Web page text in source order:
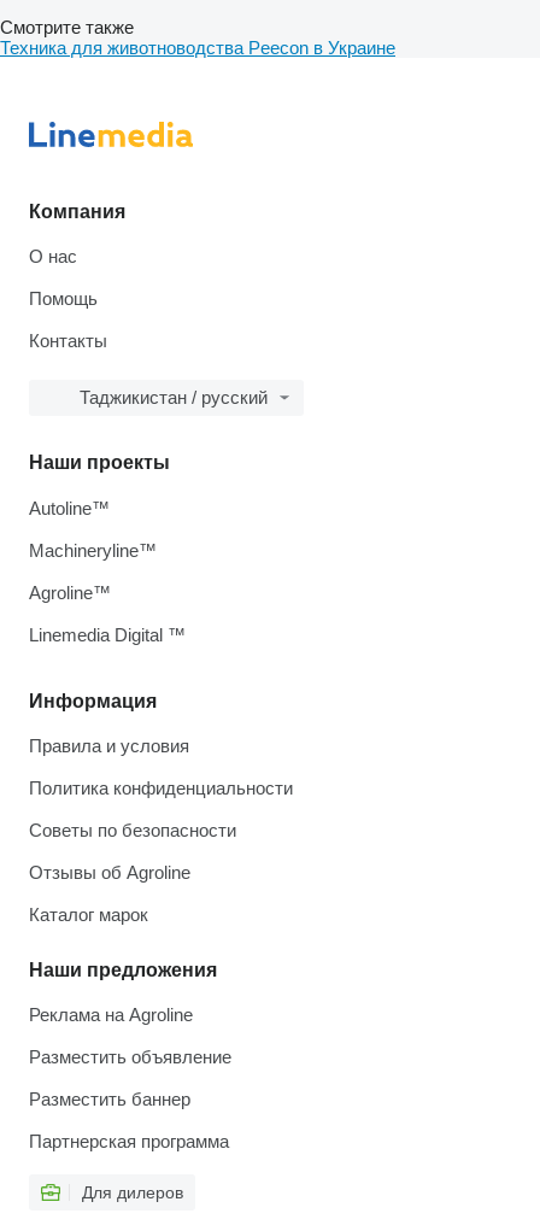
Смотрите также
Техника для животноводства Peecon в Украине
Компания
О нас
Помощь
Контакты
Таджикистан / русский
Информация
Правила и условия
Политика конфиденциальности
Советы по безопасности
Отзывы об Agroline
Каталог марок
Наши предложения
Реклама на Agroline
Разместить объявление
Разместить баннер
Партнерская программа
Для дилеров
Наши проекты
Autoline™
Machineryline™
Agroline™
Linemedia Digital ™